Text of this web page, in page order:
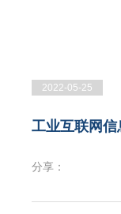
2022-05-25
工业互联网
分享：